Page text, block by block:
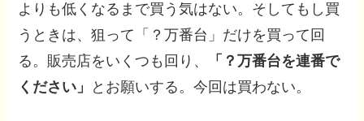
よりも低くなるまで買う気はない。そしてもし買
うときは、狙って「？万番台」だけを買って回
る。販売店をいくつも回り、
「？万番台を連番で
ください」
とお願いする。今回は買わない。